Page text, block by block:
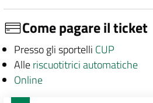
Come pagare il ticket
Presso gli sportelli CUP
Alleriscuotitrici automatiche
Online